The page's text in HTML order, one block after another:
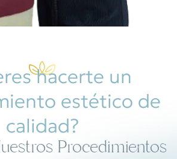
hacerte un
estético de
calidad?
Procedimientos